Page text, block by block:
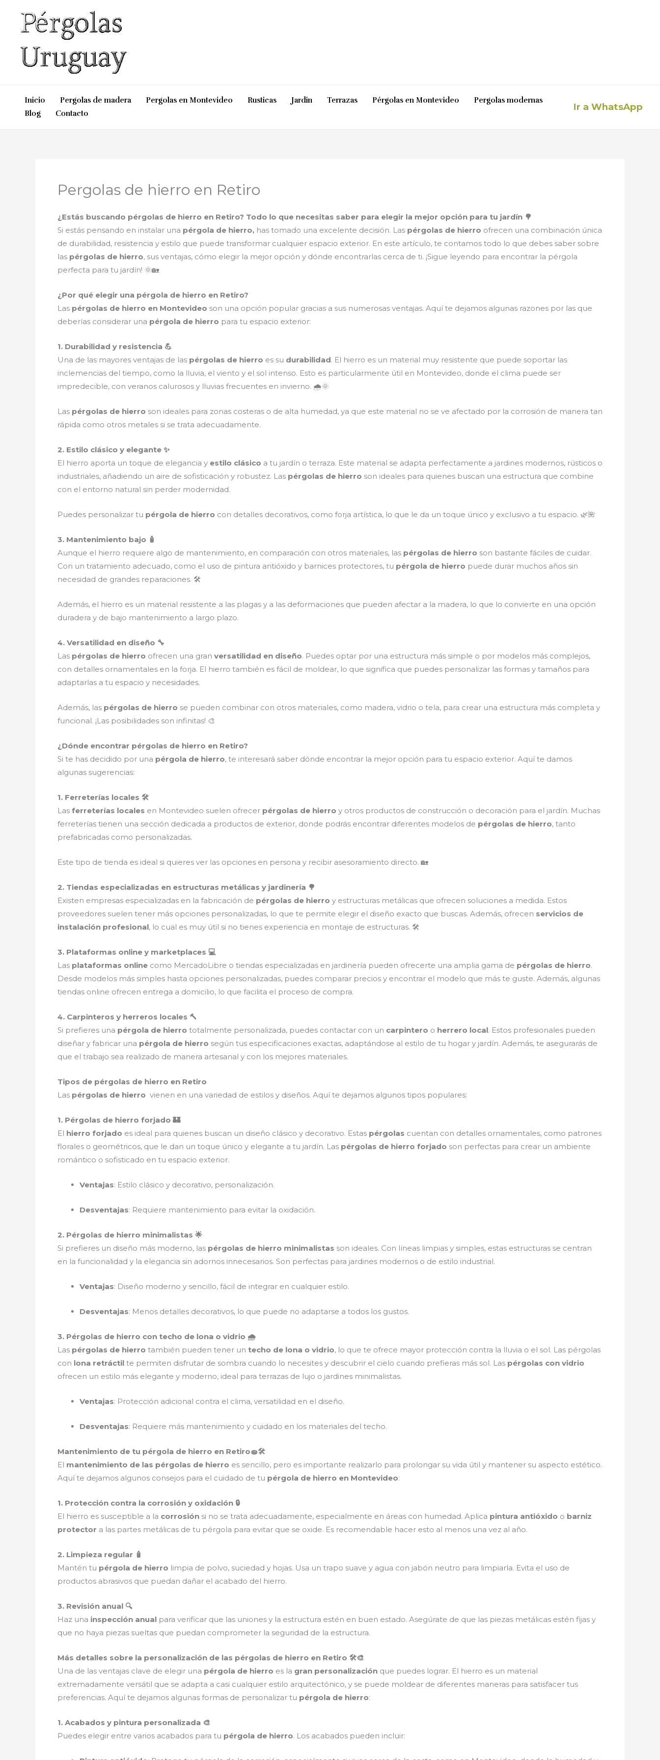
contenido
Inicio Pergolas de madera Pergolas en Montevideo Rusticas Jardin Terrazas Pérgolas en Montevideo
Pergolas modernas
Blog
Contacto
Ir a WhatsApp
Pergolas de hierro en Retiro
¿Estás buscando pérgolas de hierro en Retiro? Todo lo que necesitas saber para elegir la mejor opción para tu jardín 🌳
Si estás pensando en instalar una pérgola de hierro, has tomado una excelente decisión. Las pérgolas de hierro ofrecen una combinación única
de durabilidad, resistencia y estilo que puede transformar cualquier espacio exterior. En este artículo, te contamos todo lo que debes saber sobre
las pérgolas de hierro, sus ventajas, cómo elegir la mejor opción y dónde encontrarlas cerca de ti. ¡Sigue leyendo para encontrar la pérgola
perfecta para tu jardín! 🌞🏡
¿Por qué elegir una pérgola de hierro en Retiro?
Las pérgolas de hierro en Montevideo son una opción popular gracias a sus numerosas ventajas. Aquí te dejamos algunas razones por las que
deberías considerar una pérgola de hierro para tu espacio exterior:
1. Durabilidad y resistencia 💪
Una de las mayores ventajas de las pérgolas de hierro es su durabilidad. El hierro es un material muy resistente que puede soportar las
inclemencias del tiempo, como la lluvia, el viento y el sol intenso. Esto es particularmente útil en Montevideo, donde el clima puede ser
impredecible, con veranos calurosos y lluvias frecuentes en invierno. 🌧️🌞
Las pérgolas de hierro son ideales para zonas costeras o de alta humedad, ya que este material no se ve afectado por la corrosión de manera tan
rápida como otros metales si se trata adecuadamente.
2. Estilo clásico y elegante ✨
El hierro aporta un toque de elegancia y estilo clásico a tu jardín o terraza. Este material se adapta perfectamente a jardines modernos, rústicos o
industriales, añadiendo un aire de sofisticación y robustez. Las pérgolas de hierro son ideales para quienes buscan una estructura que combine
con el entorno natural sin perder modernidad.
Puedes personalizar tu pérgola de hierro con detalles decorativos, como forja artística, lo que le da un toque único y exclusivo a tu espacio. 🌿🌺
3. Mantenimiento bajo 🧴
Aunque el hierro requiere algo de mantenimiento, en comparación con otros materiales, las pérgolas de hierro son bastante fáciles de cuidar.
Con un tratamiento adecuado, como el uso de pintura antióxido y barnices protectores, tu pérgola de hierro puede durar muchos años sin
necesidad de grandes reparaciones. 🛠️
Además, el hierro es un material resistente a las plagas y a las deformaciones que pueden afectar a la madera, lo que lo convierte en una opción
duradera y de bajo mantenimiento a largo plazo.
4. Versatilidad en diseño 🔧
Las pérgolas de hierro ofrecen una gran versatilidad en diseño. Puedes optar por una estructura más simple o por modelos más complejos,
con detalles ornamentales en la forja. El hierro también es fácil de moldear, lo que significa que puedes personalizar las formas y tamaños para
adaptarlas a tu espacio y necesidades.
Además, las pérgolas de hierro se pueden combinar con otros materiales, como madera, vidrio o tela, para crear una estructura más completa y
funcional. ¡Las posibilidades son infinitas! 🎨
¿Dónde encontrar pérgolas de hierro en Retiro?
Si te has decidido por una pérgola de hierro, te interesará saber dónde encontrar la mejor opción para tu espacio exterior. Aquí te damos
algunas sugerencias:
1. Ferreterías locales 🛠️
Las ferreterías locales en Montevideo suelen ofrecer pérgolas de hierro y otros productos de construcción o decoración para el jardín. Muchas
ferreterías tienen una sección dedicada a productos de exterior, donde podrás encontrar diferentes modelos de pérgolas de hierro, tanto
prefabricadas como personalizadas.
Este tipo de tienda es ideal si quieres ver las opciones en persona y recibir asesoramiento directo. 🏡
2. Tiendas especializadas en estructuras metálicas y jardinería 🌳
Existen empresas especializadas en la fabricación de pérgolas de hierro y estructuras metálicas que ofrecen soluciones a medida. Estos
proveedores suelen tener más opciones personalizadas, lo que te permite elegir el diseño exacto que buscas. Además, ofrecen servicios de
instalación profesional, lo cual es muy útil si no tienes experiencia en montaje de estructuras. 🛠️
3. Plataformas online y marketplaces 💻
Las plataformas online como MercadoLibre o tiendas especializadas en jardinería pueden ofrecerte una amplia gama de pérgolas de hierro.
Desde modelos más simples hasta opciones personalizadas, puedes comparar precios y encontrar el modelo que más te guste. Además, algunas
tiendas online ofrecen entrega a domicilio, lo que facilita el proceso de compra.
4. Carpinteros y herreros locales 🔨
Si prefieres una pérgola de hierro totalmente personalizada, puedes contactar con un carpintero o herrero local. Estos profesionales pueden
diseñar y fabricar una pérgola de hierro según tus especificaciones exactas, adaptándose al estilo de tu hogar y jardín. Además, te asegurarás de
que el trabajo sea realizado de manera artesanal y con los mejores materiales.
Tipos de pérgolas de hierro en Retiro
Las pérgolas de hierro vienen en una variedad de estilos y diseños. Aquí te dejamos algunos tipos populares:
1. Pérgolas de hierro forjado 🏰
El hierro forjado es ideal para quienes buscan un diseño clásico y decorativo. Estas pérgolas cuentan con detalles ornamentales, como patrones
florales o geométricos, que le dan un toque único y elegante a tu jardín. Las pérgolas de hierro forjado son perfectas para crear un ambiente
romántico o sofisticado en tu espacio exterior.
Ventajas: Estilo clásico y decorativo, personalización.
Desventajas: Requiere mantenimiento para evitar la oxidación.
2. Pérgolas de hierro minimalistas 🌟
Si prefieres un diseño más moderno, las pérgolas de hierro minimalistas son ideales. Con líneas limpias y simples, estas estructuras se centran
en la funcionalidad y la elegancia sin adornos innecesarios. Son perfectas para jardines modernos o de estilo industrial.
Ventajas: Diseño moderno y sencillo, fácil de integrar en cualquier estilo.
Desventajas: Menos detalles decorativos, lo que puede no adaptarse a todos los gustos.
3. Pérgolas de hierro con techo de lona o vidrio 🌧️
Las pérgolas de hierro también pueden tener un techo de lona o vidrio, lo que te ofrece mayor protección contra la lluvia o el sol. Las pérgolas
con lona retráctil te permiten disfrutar de sombra cuando lo necesites y descubrir el cielo cuando prefieras más sol. Las pérgolas con vidrio
ofrecen un estilo más elegante y moderno, ideal para terrazas de lujo o jardines minimalistas.
Ventajas: Protección adicional contra el clima, versatilidad en el diseño.
Desventajas: Requiere más mantenimiento y cuidado en los materiales del techo.
Mantenimiento de tu pérgola de hierro en Retiro🧽🛠️
El mantenimiento de las pérgolas de hierro es sencillo, pero es importante realizarlo para prolongar su vida útil y mantener su aspecto estético.
Aquí te dejamos algunos consejos para el cuidado de tu pérgola de hierro en Montevideo:
1. Protección contra la corrosión y oxidación 🔒
El hierro es susceptible a la corrosión si no se trata adecuadamente, especialmente en áreas con humedad. Aplica pintura antióxido o barniz
protector a las partes metálicas de tu pérgola para evitar que se oxide. Es recomendable hacer esto al menos una vez al año.
2. Limpieza regular 🧴
Mantén tu pérgola de hierro limpia de polvo, suciedad y hojas. Usa un trapo suave y agua con jabón neutro para limpiarla. Evita el uso de
productos abrasivos que puedan dañar el acabado del hierro.
3. Revisión anual 🔍
Haz una inspección anual para verificar que las uniones y la estructura estén en buen estado. Asegúrate de que las piezas metálicas estén fijas y
que no haya piezas sueltas que puedan comprometer la seguridad de la estructura.
Más detalles sobre la personalización de las pérgolas de hierro en Retiro 🛠️🎨
Una de las ventajas clave de elegir una pérgola de hierro es la gran personalización que puedes lograr. El hierro es un material
extremadamente versátil que se adapta a casi cualquier estilo arquitectónico, y se puede moldear de diferentes maneras para satisfacer tus
preferencias. Aquí te dejamos algunas formas de personalizar tu pérgola de hierro:
1. Acabados y pintura personalizada 🎨
Puedes elegir entre varios acabados para tu pérgola de hierro. Los acabados pueden incluir: